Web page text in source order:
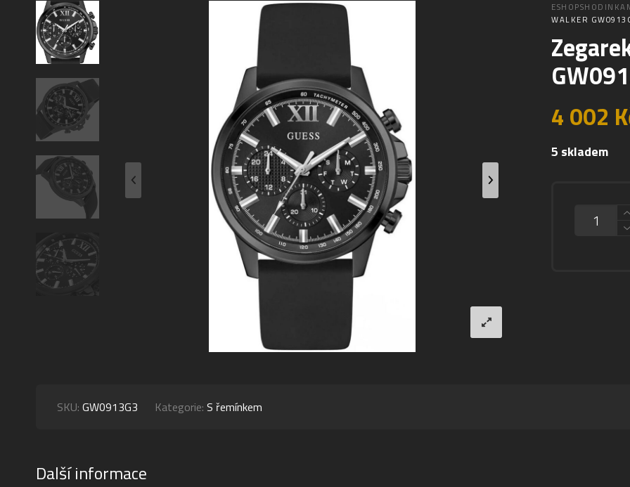
WALKER
4 002
5 skladem
SKU: GW0913G3 Kategorie: S řemínkem
Další informace